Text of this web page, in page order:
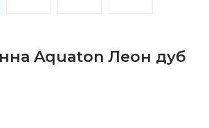
Aquaton Леон дуб